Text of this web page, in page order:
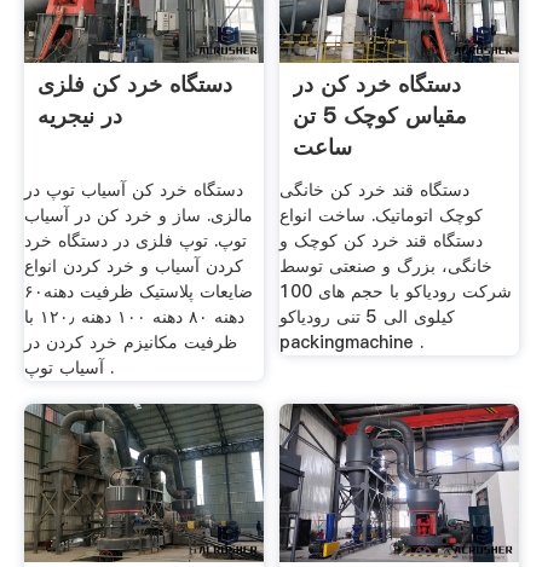
دستگاه خرد کن فلزی
در نیجریه
دستگاه خرد کن آسیاب توپ در
مالزی. ساز و خرد کن در آسیاب
توپ. توپ فلزی در دستگاه خرد
کردن آسیاب و خرد کردن انواع
ضایعات پلاستیک ظرفیت دهنه۶۰
دهنه ۸۰ دهنه ۱۰۰ دهنه ۱۲۰٫ با
ظرفیت مکانیزم خرد کردن در
آسیاب توپ .
دستگاه خرد کن در
مقیاس کوچک 5 تن
ساعت
دستگاه قند خرد کن خانگی
کوچک اتوماتیک. ساخت انواع
دستگاه قند خرد کن کوچک و
خانگی، بزرگ و صنعتی توسط
شرکت رودیاکو با حجم های 100
کیلوی الی 5 تنی رودیاکو
packingmachine .